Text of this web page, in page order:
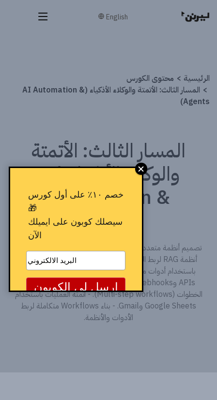
English
الرئيسية
محتوى الكورس
المسار الثالث: الأتمتة والوكلاء الأذكياء (AI Automation &
Agents)
المسار الثالث: الأتمتة
والوكلاء الأذكياء (AI
Automation &
Agents)
تصميم أنظمة متعددة الوكلاء (Multi-agent systems). - إنشاء
أنظمة RAG لربط الذكاء الاصطناعي بالبيانات. - بناء وكلاء ذكيين
باستخدام أدوات مثل Voiceflow وBotpress - التعامل مع
APIs وWebhooks وإدارة البيانات. - تصميم أنظمة متعددة
الخطوات (Multi-step workflows). - أتمتة العمليات باستخدام
Google Sheets وGmail. - بناء Workflows متكاملة لربط
الأدوات والأنظمة.
خصم ١٠٪ على أول كورس
🎁
سيصلك كوبون على ايميلك
الآن